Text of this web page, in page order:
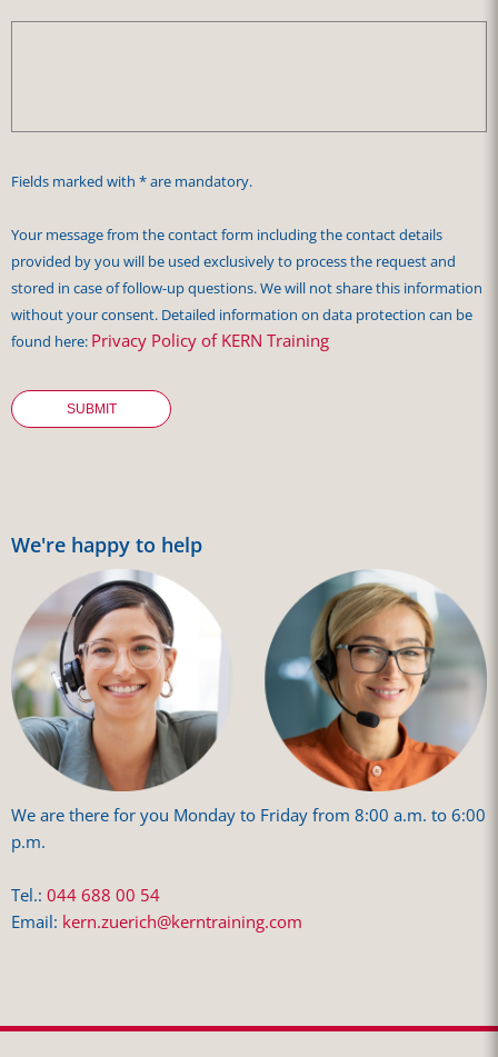
Fields marked with * are mandatory.
Your message from the contact form including the contact details
provided by you will be used exclusively to process the request and
stored in case of follow-up questions. We will not share this information
without your consent. Detailed information on data protection can be
found here: Privacy Policy of KERN Training
We're happy to help
We are there for you Monday to Friday from 8:00 a.m. to 6:00
p.m.
Tel.: 044 688 00 54
Email: kern.zuerich@kerntraining.com